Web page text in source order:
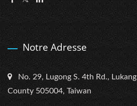
Notre Adresse
No. 29, Lugong S. 4th Rd.,
County 505004, Taiwan